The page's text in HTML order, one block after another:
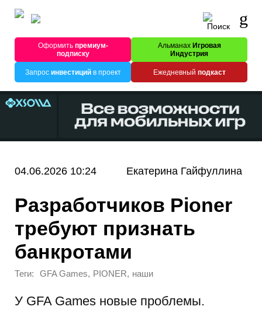
Оформитьпремиум-
подписку
Альманах Игровая
Индустрия
Запрос инвестицийв проект Ежедневный подкаст
04.06.2026 10:24 Екатерина Гайфуллина
Разработчиков Pioner
требуют признать
банкротами
Теги: GFA Games, PIONER, наши
У GFA Games новые проблемы.